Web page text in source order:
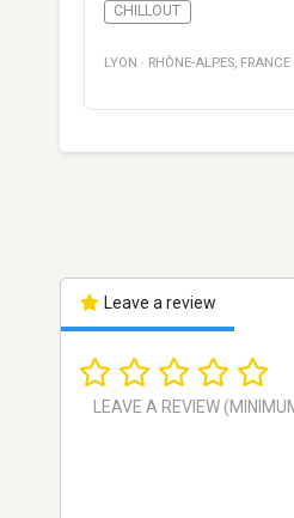
CHILLOUT
LYON · RHÔNE-ALPES, FRANCE
Leave a review